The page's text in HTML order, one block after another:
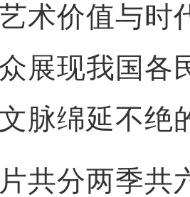
术价值与时
展现我国各
脉绵延不绝
分两季共